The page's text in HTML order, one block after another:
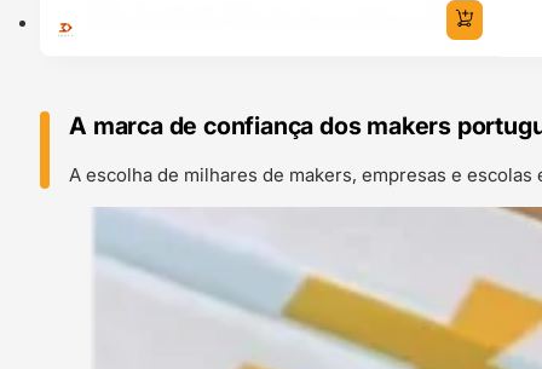
A marca de confiança dos makers
A escolha de milhares de makers, empresas e escolas